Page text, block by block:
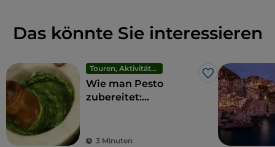
Das könnte Sie interessieren
Touren, Aktivitäten und Erlebnisse
Like
Wie man Pesto
zubereitet:
3 Minuten